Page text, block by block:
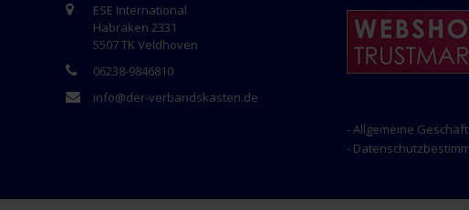
ESE International
Habraken 2331
5507 TK Veldhoven
06238-9846810
info@der-verbandskasten.de
- Allgemeine
-